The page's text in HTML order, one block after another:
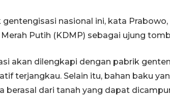
gentengisasi nasional ini, kata
Merah Putih (KDMP) sebagai ujung
akan dilengkapi dengan pabrik
terjangkau. Selain itu, bahan baku
berasal dari tanah yang dapat